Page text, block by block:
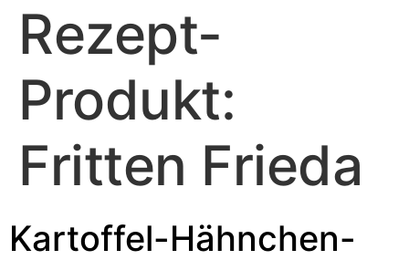
Rezept-
Produkt:
Fritten Frieda
Kartoffel-Hähnchen-